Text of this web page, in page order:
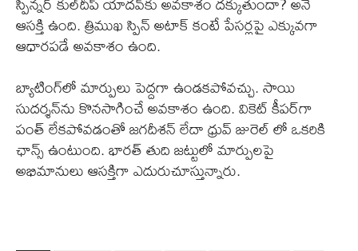
ఆసక్తి ఉంది. త్రిముఖ స్పిన్‌ అటాక్‌ కంటే పేసర్లపై ఎక్కువగా
ఆధారపడే అవకాశం ఉంది.
బ్యాటింగ్‌లో మార్పులు పెద్దగా ఉండకపోవచ్చు. సాయి
సుదర్శన్‌ను కొనసాగించే అవకాశం ఉంది. వికెట్ కీపర్‌గా
పంత్ లేకపోవడంతో జగదీశన్ లేదా ధ్రువ్ జురెల్ లో ఒకరికి
ఛాన్స్ ఉంటుంది. భారత్ తుది జట్టులో మార్పులపై
అభిమానులు ఆసక్తిగా ఎదురుచూస్తున్నారు.